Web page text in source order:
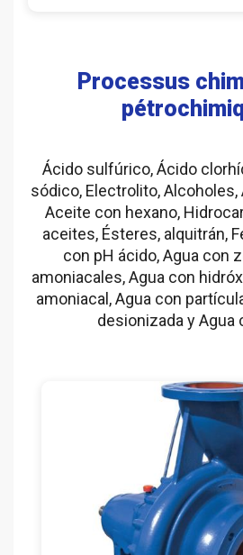
Processus
Ácido sulfúrico, Ácido
sódico, Electrolito,
Aceite con hexano,
aceites, Ésteres, alquitrán,
con pH ácido, Agua con
amoniacales, Agua con
amoniacal, Agua con
desionizada y Agua